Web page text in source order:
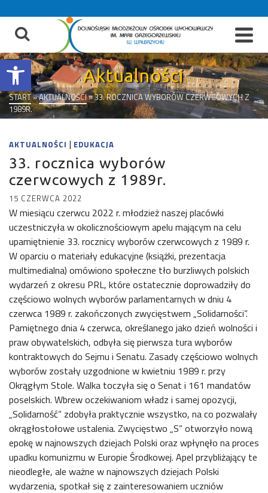
Otwórz pasek narzędzi
treści
Aktualności
START»AKTUALNOŚCI»33. ROCZNICA WYBORÓW CZERWCOWYCH Z
1989R.
AKTUALNOŚCI | EDUKACJA
33. rocznica wyborów
czerwcowych z 1989r.
15 CZERWCA 2022
W miesiącu czerwcu 2022 r. młodzież naszej placówki
uczestniczyła w okolicznościowym apelu mającym na celu
upamiętnienie 33. rocznicy wyborów czerwcowych z 1989 r.
W oparciu o materiały edukacyjne (książki, prezentacja
multimedialna) omówiono społeczne tło burzliwych polskich
wydarzeń z okresu PRL, które ostatecznie doprowadziły do
częściowo wolnych wyborów parlamentarnych w dniu 4
czerwca 1989 r. zakończonych zwycięstwem „Solidarności”.
Pamiętnego dnia 4 czerwca, określanego jako dzień wolności i
praw obywatelskich, odbyła się pierwsza tura wyborów
kontraktowych do Sejmu i Senatu. Zasady częściowo wolnych
wyborów zostały uzgodnione w kwietniu 1989 r. przy
Okrągłym Stole. Walka toczyła się o Senat i 161 mandatów
poselskich. Wbrew oczekiwaniom władz i samej opozycji,
„Solidarność” zdobyła praktycznie wszystko, na co pozwalały
okrągłostołowe ustalenia. Zwycięstwo „S” otworzyło nową
epokę w najnowszych dziejach Polski oraz wpłynęło na proces
upadku komunizmu w Europie Środkowej. Apel przybliżający te
nieodległe, ale ważne w najnowszych dziejach Polski
wydarzenia, spotkał się z zainteresowaniem uczniów